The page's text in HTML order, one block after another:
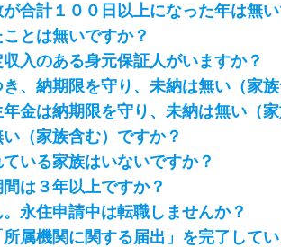
合計１００日以上になった年は無い
とは無いですか？
入のある身元保証人がいますか？
、納期限を守り、未納は無い（家
金は納期限を守り、未納は無い（
（家族含む）ですか？
いる家族はいないですか？
は３年以上ですか？
永住申請中は転職しませんか？
属機関に関する届出」を完了してい